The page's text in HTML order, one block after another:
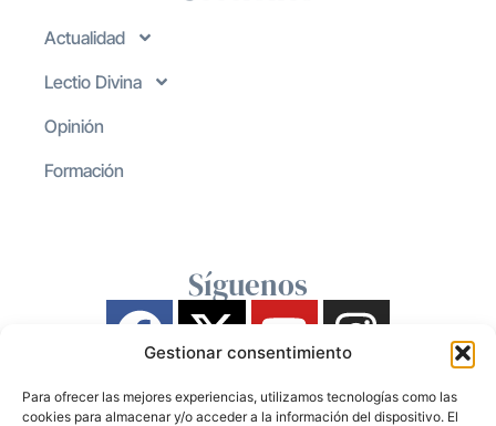
Gestionar consentimiento
Para ofrecer las mejores experiencias, utilizamos tecnologías como las
cookies para almacenar y/o acceder a la información del dispositivo. El
Actualidad
Lectio Divina
Opinión
Formación
Síguenos